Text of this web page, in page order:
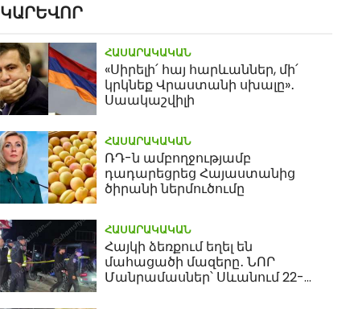
ԿԱՐԵՎՈՐ
ՀԱՍԱՐԱԿԱԿԱՆ
«Սիրելի՛ հայ հարևաններ, մի՛
կրկնեք Վրաստանի սխալը»․
Սաակաշվիլի
ՀԱՍԱՐԱԿԱԿԱՆ
ՌԴ-ն ամբողջությամբ
դադարեցրեց Հայաստանից
ծիրանի ներմուծումը
ՀԱՍԱՐԱԿԱԿԱՆ
Հայկի ձեռքում եղել են
մահացածի մազերը․ ՆՈՐ
Մանրամասներ՝ Սևանում 22-